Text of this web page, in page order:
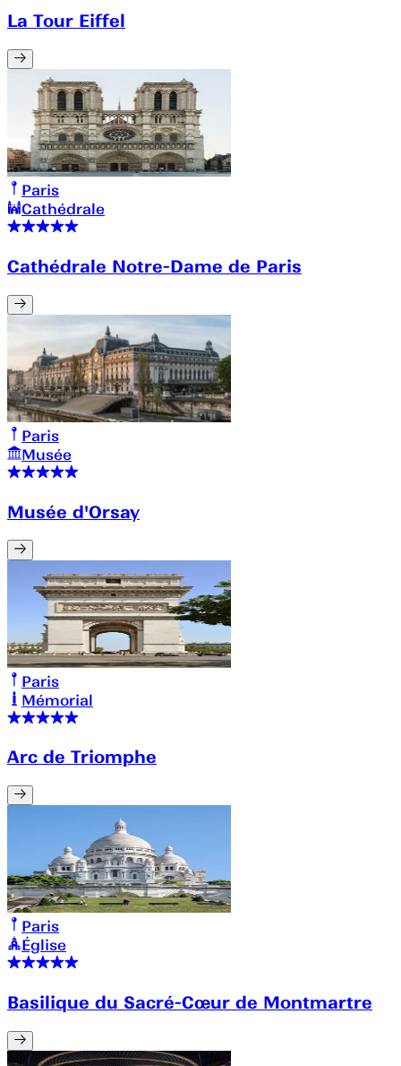
La Tour Eiffel
Paris
Cathédrale
Cathédrale Notre-Dame de Paris
Paris
Musée
Musée d'Orsay
Paris
Mémorial
Arc de Triomphe
Paris
Église
Basilique du Sacré-Cœur de Montmartre